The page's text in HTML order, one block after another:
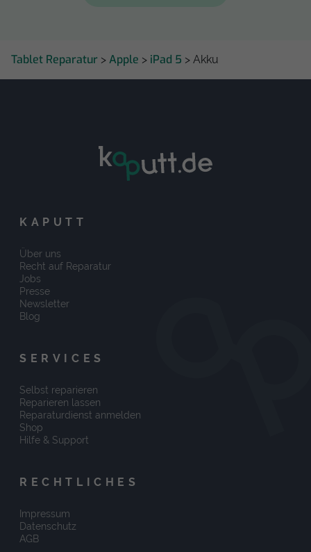
Tablet Reparatur > Apple > iPad 5 > Akku
KAPUTT
Über uns
Recht auf Reparatur
Jobs
Presse
Newsletter
Blog
SERVICES
Selbst reparieren
Reparieren lassen
Reparaturdienst anmelden
Shop
Hilfe & Support
RECHTLICHES
Impressum
Datenschutz
AGB